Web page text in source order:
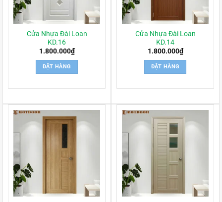
Cửa Nhựa Đài Loan
KD.16
1.800.000₫
ĐẶT HÀNG
Cửa Nhựa Đài Loan
KD.14
1.800.000₫
ĐẶT HÀNG